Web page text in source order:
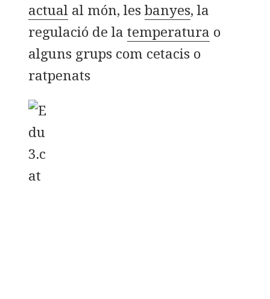
actual al món, lesbanyes, la
regulació de latemperatura o
alguns grups com cetacis o
ratpenats